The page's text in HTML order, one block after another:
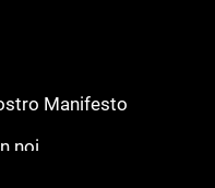
Manifesto
noi